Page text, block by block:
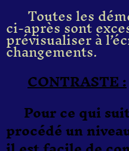
Toutes les
ci-après sont
prévisualiser à
changements.
CONTRASTE :
Pour ce qui
procédé un